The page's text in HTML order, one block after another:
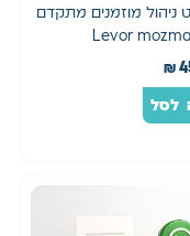
ניהול מוזמנים מתקדם
₪
לסל